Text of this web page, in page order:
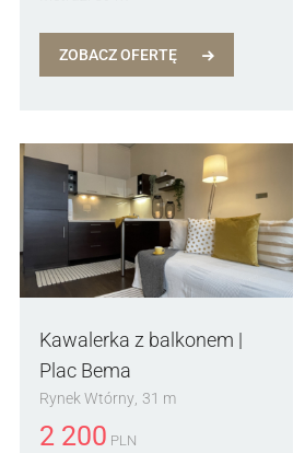
ZOBACZ OFERTĘ
Kawalerka z balkonem |
Plac Bema
Rynek Wtórny 31 m
2 200 PLN